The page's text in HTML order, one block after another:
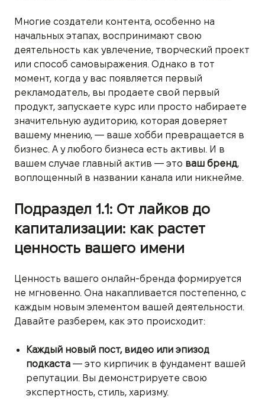
Многие создатели контента, особенно на
начальных этапах, воспринимают свою
деятельность как увлечение, творческий проект
или способ самовыражения. Однако в тот
момент, когда у вас появляется первый
рекламодатель, вы продаете свой первый
продукт, запускаете курс или просто набираете
значительную аудиторию, которая доверяет
вашему мнению, — ваше хобби превращается в
бизнес. А у любого бизнеса есть активы. И в
вашем случае главный актив — это ваш бренд,
воплощенный в названии канала или никнейме.
Подраздел 1.1: От лайков до
капитализации: как растет
ценность вашего имени
Ценность вашего онлайн-бренда формируется
не мгновенно. Она накапливается постепенно, с
каждым новым элементом вашей деятельности.
Давайте разберем, как это происходит:
Каждый новый пост, видео или эпизод
подкаста — это кирпичик в фундамент вашей
репутации. Вы демонстрируете свою
экспертность, стиль, харизму.